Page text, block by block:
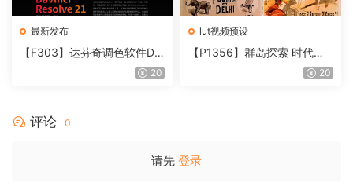
最新发布
【F303】达芬奇调色软件Da
Vinci Resolve Studio21.0.320
lut视频预设
【P1356】群岛探索 时代马
戏团 – QUEST 60 调色预设A
20
评论 0
请先 登录